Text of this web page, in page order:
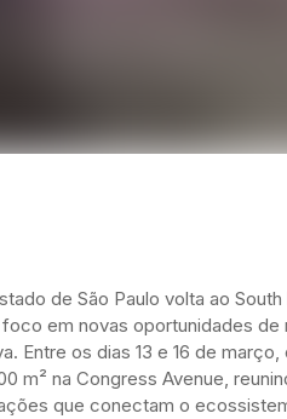
de São Paulo volta ao
em novas oportunidades
Entre os dias 13 e 16 de
m² na Congress Avenue,
que conectam o